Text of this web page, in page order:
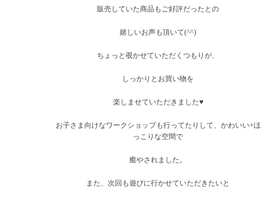
販売していた商品もご好評だったとの
嬉しいお声も頂いて(^^)
ちょっと覗かせていただくつもりが、
しっかりとお買い物を
楽しませていただきました♥
お子さま向けなワークショップも行ってたりして、かわいい+ほ
っこりな空間で
癒やされました。
また、次回も遊びに行かせていただきたいと